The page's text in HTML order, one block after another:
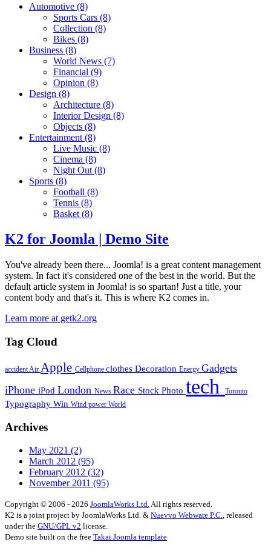
Automotive (8)
Sports Cars (8)
Collection (8)
Bikes (8)
Business (8)
World News (7)
Financial (9)
Opinion (8)
Design (8)
Architecture (8)
Interior Design (8)
Objects (8)
Entertainment (8)
Live Music (8)
Cinema (8)
Night Out (8)
Sports (8)
Football (8)
Tennis (8)
Basket (8)
K2 for Joomla | Demo Site
You've already been there... Joomla! is a great content management
system. In fact it's considered one of the best in the world. But the
default article system in Joomla! is so spartan! Just a title, your
content body and that's it. This is where K2 comes in.
Learn more at getk2.org
Tag Cloud
accident Air Apple Cellphone clothes Decoration Energy Gadgets
iPhone iPod London News Race Stock Photo tech Toronto
Typography Win Wind power World
Archives
May 2021 (2)
March 2012 (95)
February 2012 (32)
November 2011 (95)
Copyright © 2006 - 2026 JoomlaWorks Ltd.All rights reserved.
K2 is a joint project by JoomlaWorks Ltd. & Nuevvo Webware P.C., released
under the GNU/GPL v2 license.
Demo site built on the free Takai Joomla template